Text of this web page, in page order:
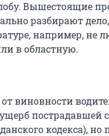
Вышестоящие
разбирают
например, не
в областную.
виновности
пострадавшей
кодекса), но